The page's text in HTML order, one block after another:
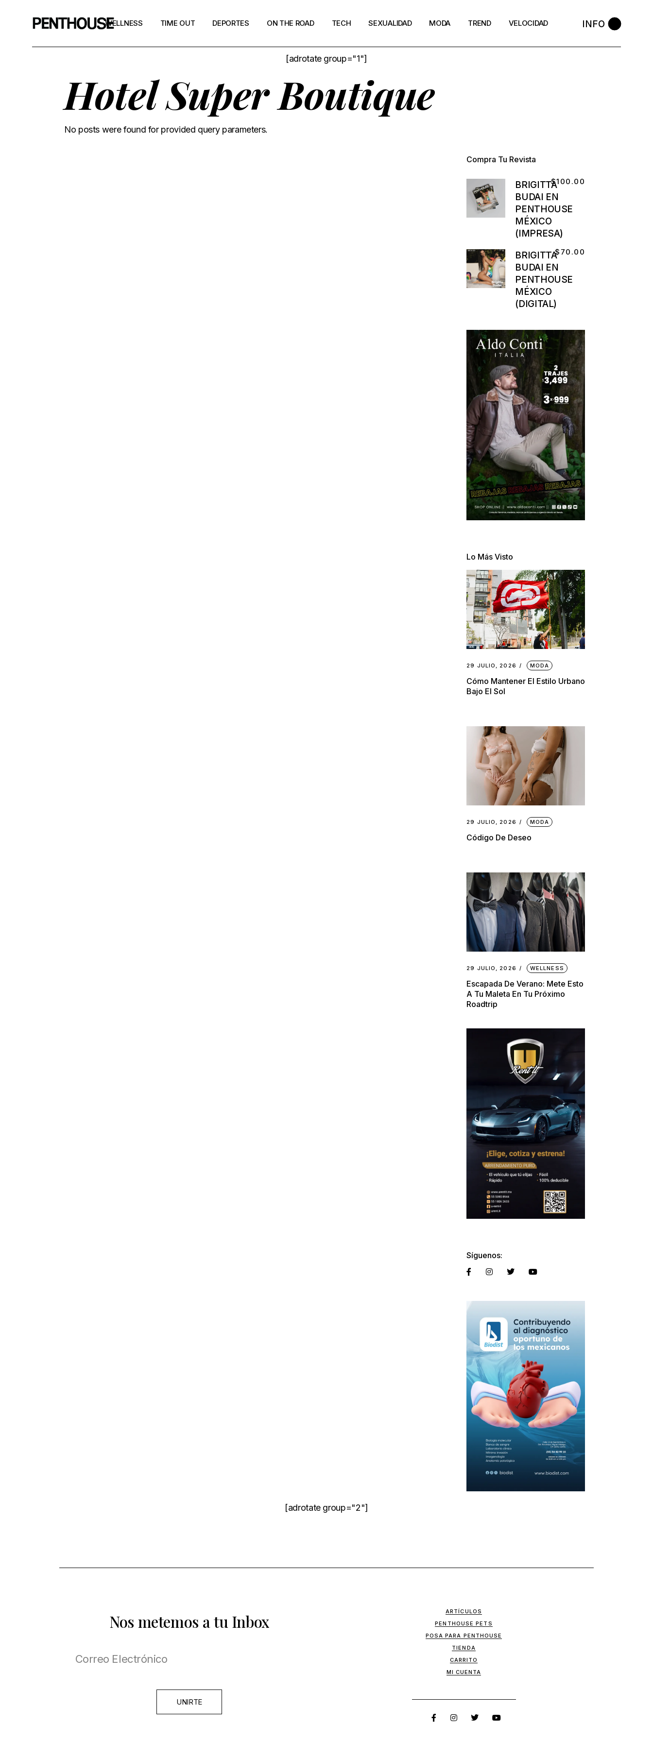
WELLNESS TIME OUT DEPORTES ON THE ROAD TECH SEXUALIDAD MODA TREND VELOCIDAD INFO
[adrotate group="1"]
Hotel Super Boutique
No posts were found for provided query parameters.
Compra Tu Revista
BRIGITTA
BUDAI EN
PENTHOUSE
MÉXICO
(IMPRESA)
$100.00
BRIGITTA
BUDAI EN
PENTHOUSE
MÉXICO
(DIGITAL)
$ 70.00
Lo Más Visto
29 JULIO, 2026 MODA
Cómo Mantener El Estilo Urbano
Bajo El Sol
29 JULIO, 2026 MODA
Código De Deseo
29 JULIO, 2026 WELLNESS
Escapada De Verano: Mete Esto
A Tu Maleta En Tu Próximo
Roadtrip
Síguenos:
[adrotate group="2"]
Nos metemos a tu Inbox
UNIRTE
ARTÍCULOS
PENTHOUSE PETS
POSA PARA PENTHOUSE
TIENDA
CARRITO
MI CUENTA